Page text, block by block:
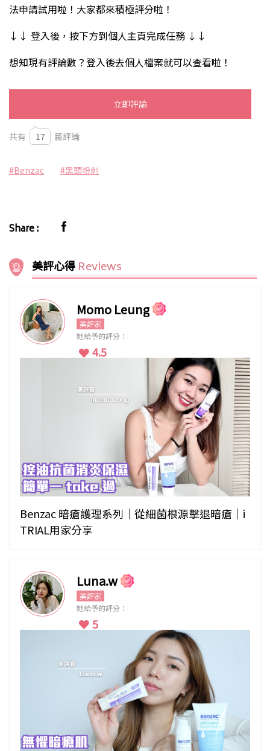
法申請試用啦！大家都來積極評分啦！
↓↓ 登入後，按下方到個人主頁完成任務 ↓↓
想知現有評論數？登入後去個人檔案就可以查看啦！
立即評論
共有 17 篇評論
#Benzac #黑頭粉刺
Share :
美評心得 Reviews
Momo Leung
美評家
她給予的評分：
4.5
Benzac 暗瘡護理系列｜從細菌根源擊退暗瘡｜i
TRIAL用家分享
Luna.w
美評家
她給予的評分：
5